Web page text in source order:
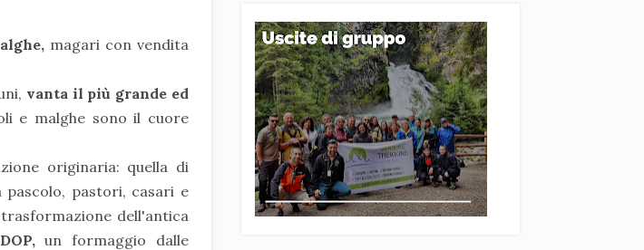
magari con vendita
vanta il più grande ed
e malghe sono il cuore
originaria: quella di
pascolo, pastori, casari e
dell'antica
un formaggio dalle